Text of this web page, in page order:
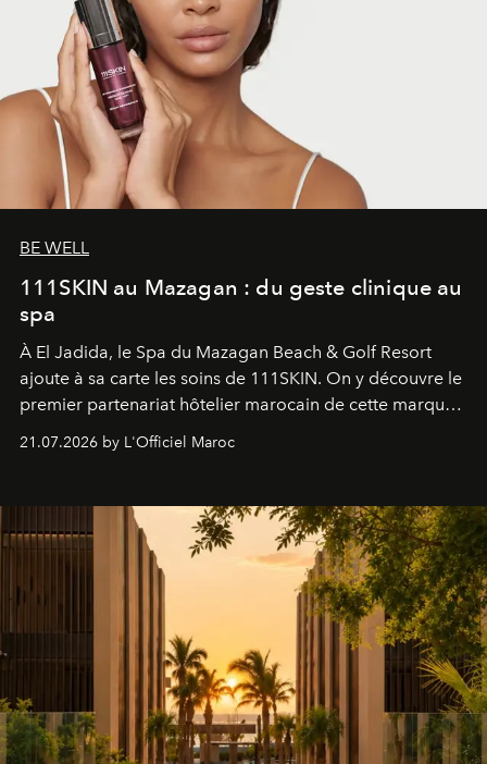
BE WELL
111SKIN au Mazagan : du geste clinique au
spa
À El Jadida, le Spa du Mazagan Beach & Golf Resort
ajoute à sa carte les soins de 111SKIN. On y découvre le
premier partenariat hôtelier marocain de cette marque
londonien et construite depuis autour d'un actif breveté,
21.07.2026 by L'Officiel Maroc